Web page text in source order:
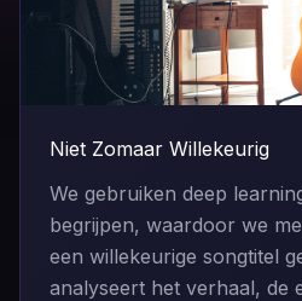
Niet Zomaar Willekeurig
We gebruiken deep
begrijpen, waardoor we
een willekeurige songtitel
analyseert het verhaal, de